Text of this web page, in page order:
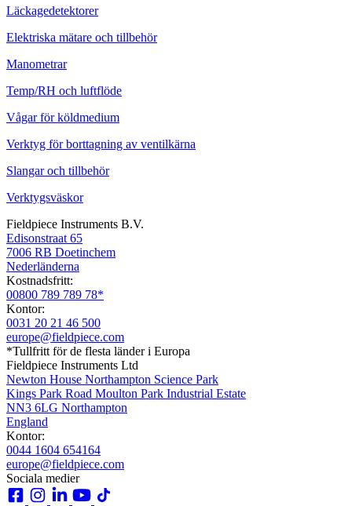
Läckagedetektorer
Elektriska mätare och tillbehör
Manometrar
Temp/RH och luftflöde
Vågar för köldmedium
Verktyg för borttagning av ventilkärna
Slangar och tillbehör
Verktygsväskor
Fieldpiece Instruments B.V.
Edisonstraat 65
7006 RB Doetinchem
Nederländerna
Kostnadsfritt:
00800 789 789 78*
Kontor:
0031 20 21 46 500
europe@fieldpiece.com
*Tullfritt för de flesta länder i Europa
Fieldpiece Instruments Ltd
Newton House Northampton Science Park
Kings Park Road Moulton Park Industrial Estate
NN3 6LG Northampton
England
Kontor:
0044 1604 654164
europe@fieldpiece.com
Sociala medier